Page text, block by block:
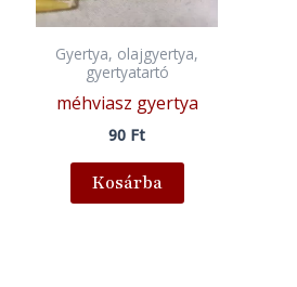
Gyertya, olajgyertya,
gyertyatartó
méhviasz gyertya
90 Ft
Kosárba